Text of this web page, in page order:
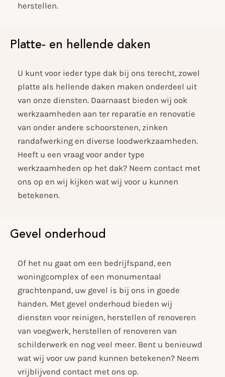
herstellen.
Platte- en hellende daken
U kunt voor ieder type dak bij ons terecht, zowel
platte als hellende daken maken onderdeel uit
van onze diensten. Daarnaast bieden wij ook
werkzaamheden aan ter reparatie en renovatie
van onder andere schoorstenen, zinken
randafwerking en diverse loodwerkzaamheden.
Heeft u een vraag voor ander type
werkzaamheden op het dak? Neem contact met
ons op en wij kijken wat wij voor u kunnen
betekenen.
Gevel onderhoud
Of het nu gaat om een bedrijfspand, een
woningcomplex of een monumentaal
grachtenpand, uw gevel is bij ons in goede
handen. Met gevel onderhoud bieden wij
diensten voor reinigen, herstellen of renoveren
van voegwerk, herstellen of renoveren van
schilderwerk en nog veel meer. Bent u benieuwd
wat wij voor uw pand kunnen betekenen? Neem
vrijblijvend contact met ons op.